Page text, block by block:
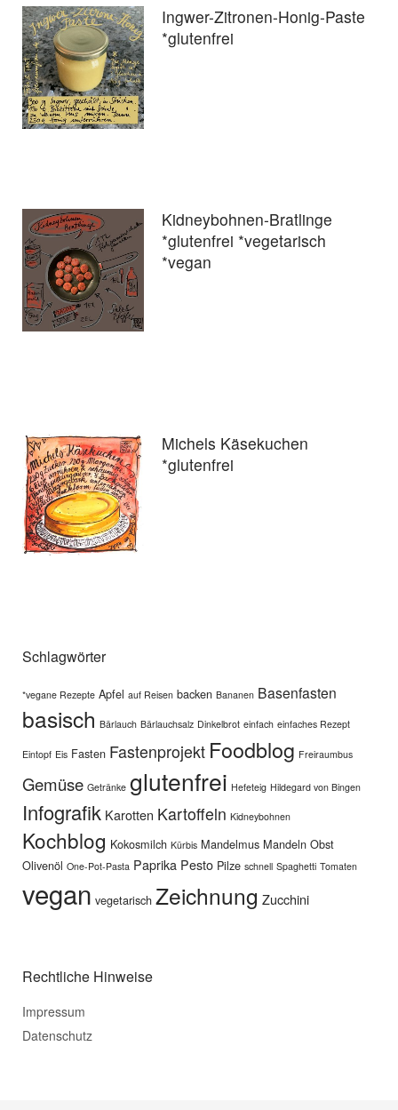
Ingwer-Zitronen-Honig-Paste
*glutenfrei
Kidneybohnen-Bratlinge
*glutenfrei *vegetarisch
*vegan
Michels Käsekuchen
*glutenfrei
Schlagwörter
*vegane Rezepte Apfel auf Reisen backen Bananen Basenfasten
basisch Bärlauch Bärlauchsalz Dinkelbrot einfach einfaches Rezept
Eintopf Eis Fasten Fastenprojekt Foodblog Freiraumbus
Gemüse Getränke glutenfrei Hefeteig Hildegard von Bingen
Infografik Karotten Kartoffeln Kidneybohnen
Kochblog Kokosmilch Kürbis Mandelmus Mandeln Obst
Olivenöl One-Pot-Pasta Paprika Pesto Pilze schnell Spaghetti Tomaten
vegan vegetarisch Zeichnung Zucchini
Rechtliche Hinweise
Impressum
Datenschutz